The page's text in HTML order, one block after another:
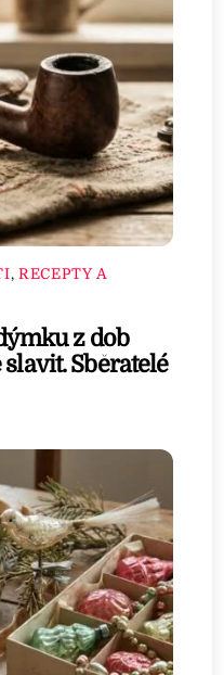
, RECEPTY A
z dob
Sběratelé